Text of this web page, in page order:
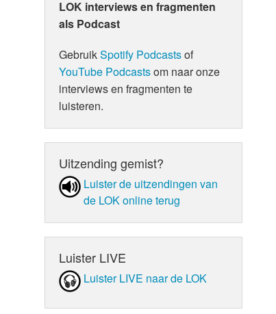
LOK interviews en fragmenten
als Podcast
GebruikSpotify Podcastsof
YouTube Podcastsom naar onze
interviews en fragmenten te
luisteren.
Uitzending gemist?
Luister de uit­zen­din­gen van
de LOK online terug
Luister LIVE
Luister LIVE naar de LOK